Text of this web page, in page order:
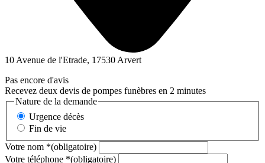
10 Avenue de l'Etrade, 17530 Arvert
Pas encore d'avis
Recevez deux devis de pompes funèbres en 2 minutes
Nature de la demande
Urgence décès
Fin de vie
Votre nom *(obligatoire)
Votre téléphone *(obligatoire)